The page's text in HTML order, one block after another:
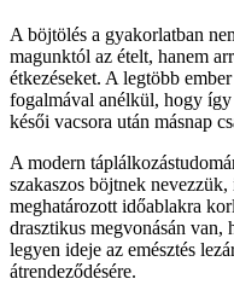
A böjtölés a gyakorlatban
magunktól az ételt, hanem
étkezéseket. A legtöbb
fogalmával anélkül, hogy
késői vacsora után másnap
A modern
szakaszos böjtnek
meghatározott időablakra
drasztikus megvonásán van,
legyen ideje az emésztés
átrendeződésére.